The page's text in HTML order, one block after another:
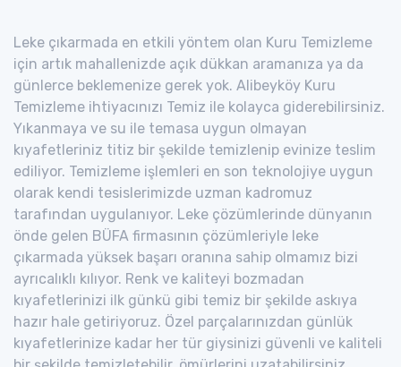
Leke çıkarmada en etkili yöntem olan Kuru Temizleme
için artık mahallenizde açık dükkan aramanıza ya da
günlerce beklemenize gerek yok. Alibeyköy Kuru
Temizleme ihtiyacınızı Temiz ile kolayca giderebilirsiniz.
Yıkanmaya ve su ile temasa uygun olmayan
kıyafetleriniz titiz bir şekilde temizlenip evinize teslim
ediliyor. Temizleme işlemleri en son teknolojiye uygun
olarak kendi tesislerimizde uzman kadromuz
tarafından uygulanıyor. Leke çözümlerinde dünyanın
önde gelen BÜFA firmasının çözümleriyle leke
çıkarmada yüksek başarı oranına sahip olmamız bizi
ayrıcalıklı kılıyor. Renk ve kaliteyi bozmadan
kıyafetlerinizi ilk günkü gibi temiz bir şekilde askıya
hazır hale getiriyoruz. Özel parçalarınızdan günlük
kıyafetlerinize kadar her tür giysinizi güvenli ve kaliteli